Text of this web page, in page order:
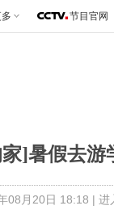
节目官网
]暑假去游
08月20日 18:18 | 进